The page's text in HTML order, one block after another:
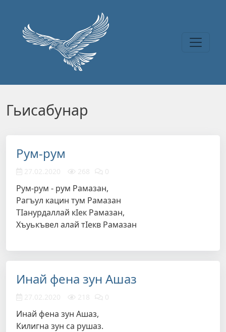
Гьисабунар
Рум-рум
27.02.2020 268 0
Рум-рум - рум Рамазан,
Рагъул кацин тум Рамазан
ТIанурдаллай кIек Рамазан,
Хъуькъвел алай тIекв Рамазан
Инай фена зун Ашаз
27.02.2020 218 0
Инай фена зун Ашаз,
Килигна зун са рушаз.